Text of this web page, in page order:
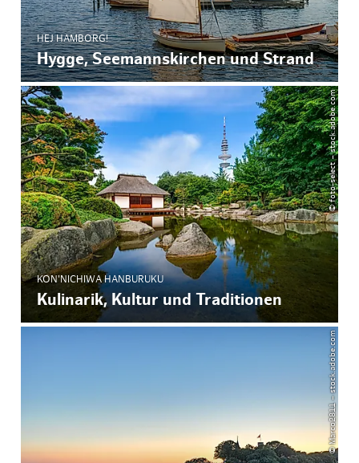
HEJ HAMBORG!
Hygge, Seemannskirchen und Strand
© foto-select – stock.adobe.com
KON'NICHIWA HANBURUKU
Kulinarik, Kultur und Traditionen
© Marco2811 – stock.adobe.com